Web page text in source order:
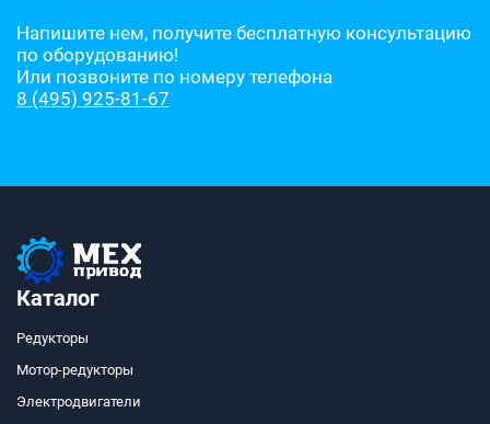
Напишите нем, получите бесплатную консультацию
по оборудованию!
Или позвоните по номеру телефона
8 (495) 925-81-67
Каталог
Редукторы
Мотор-редукторы
Электродвигатели